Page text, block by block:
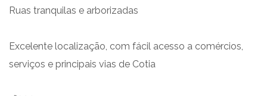
Ruas tranquilas e arborizadas
Excelente localização, com fácil acesso a comércios,
serviços e principais vias de Cotia